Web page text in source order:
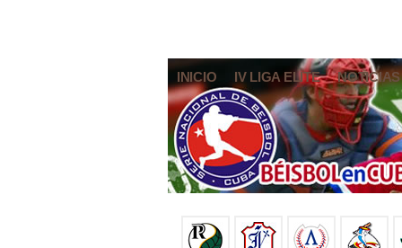
INICIO IV LIGA ELITE NOTICIAS